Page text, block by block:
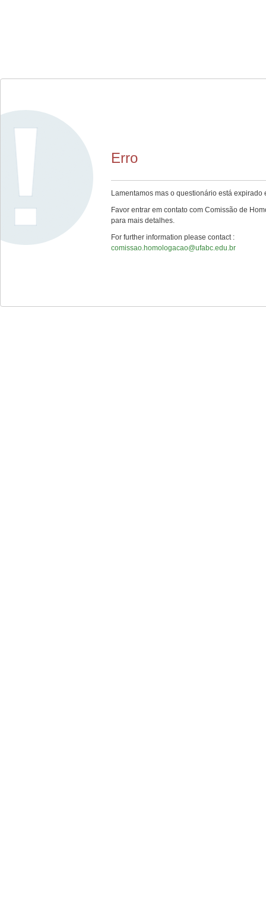
Erro
Lamentamos mas o questionário está expirado
Favor entrar em contato com Comissão de
para mais detalhes.
For further information please contact :
comissao.homologacao@ufabc.edu.br